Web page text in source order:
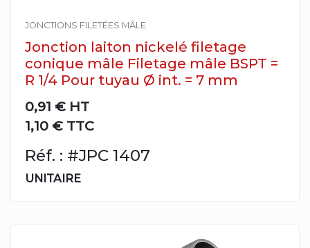
JONCTIONS FILETÉES MÂLE
Jonction laiton nickelé filetage
conique mâle Filetage mâle BSPT =
R 1/4 Pour tuyau Ø int. = 7 mm
0,91 € HT
1,10 € TTC
Réf. : #JPC 1407
UNITAIRE